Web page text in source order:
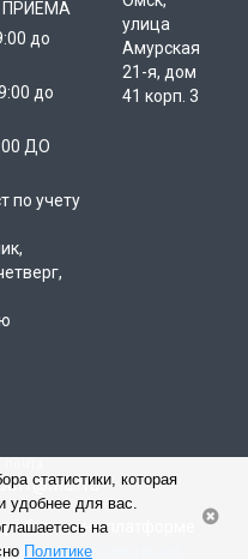
ПРИЕМА
до
до
ДО
по учету
улица
Амурская
21-я, дом
41 корп. 3
на платформе
для слабовидящих
статистики, которая
удобнее для вас.
на
Политике